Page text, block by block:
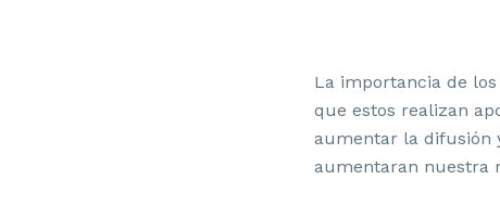
La importancia de
que estos realizan
aumentar la difusión
aumentaran nuestra